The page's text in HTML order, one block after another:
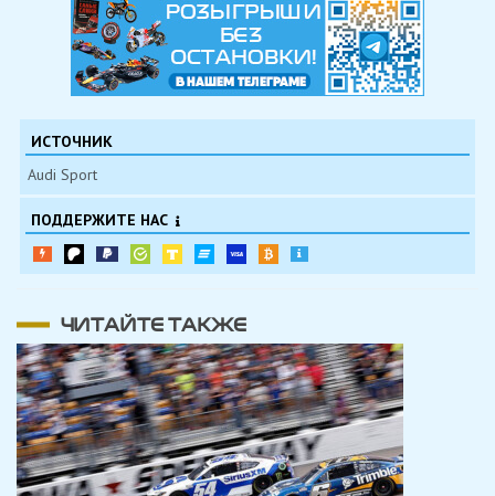
ИСТОЧНИК
Audi Sport
ПОДДЕРЖИТЕ НАС
ЧИТАЙТЕ ТАКЖЕ